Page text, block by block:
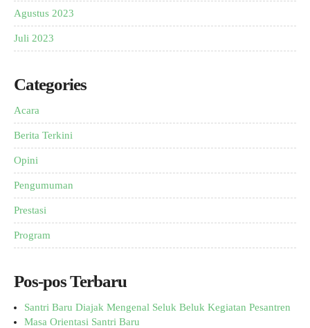
Agustus 2023
Juli 2023
Categories
Acara
Berita Terkini
Opini
Pengumuman
Prestasi
Program
Pos-pos Terbaru
Santri Baru Diajak Mengenal Seluk Beluk Kegiatan Pesantren
Masa Orientasi Santri Baru